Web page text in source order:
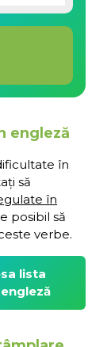
engleză
în
să
în
posibil să
verbe.
lista